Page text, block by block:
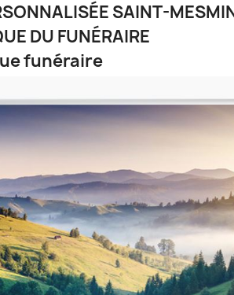
SAINT-
DU FUNÉRAIRE
funéraire